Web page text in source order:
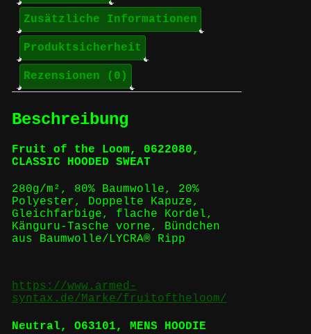
Zusätzliche Informationen
Produktsicherheit
Rezensionen (0)
Beschreibung
Fruit of the Loom, 0622080,
CLASSIC HOODED SWEAT
280g/m², 80% Baumwolle, 20%
Polyester, Doppelte Kapuze,
Gleichfarbige, flache Kordel,
Känguru-Tasche vorne, Bündchen
aus Baumwolle/LYCRA® Ripp
https://www.armed-
syntax.de/Marke/fruitoftheloom/
Neutral, O63101, MENS HOODIE